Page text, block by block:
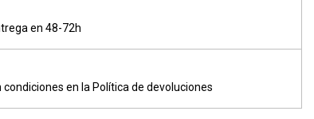
en 48-72h
en la Política de devoluciones